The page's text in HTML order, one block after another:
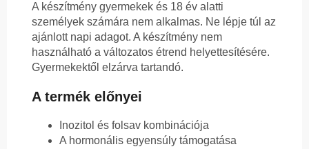
A készítmény gyermekek és 18 év alatti
személyek számára nem alkalmas. Ne lépje túl az
ajánlott napi adagot. A készítmény nem
használható a változatos étrend helyettesítésére.
Gyermekektől elzárva tartandó.
A termék előnyei
Inozitol és folsav kombinációja
A hormonális egyensúly támogatása